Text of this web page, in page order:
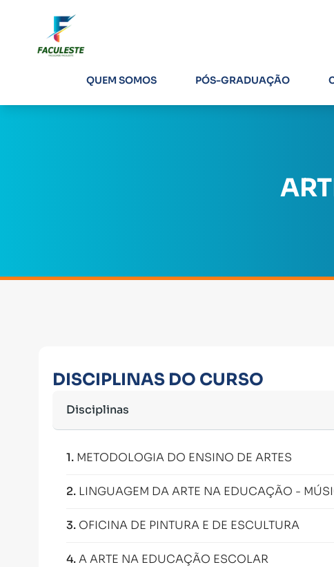
QUEM SOMOS PÓS-GRADUAÇÃO
DISCIPLINAS DO CURSO
Disciplinas
1. METODOLOGIA DO ENSINO DE ARTES
2. LINGUAGEM DA ARTE NA EDUCAÇÃO -
3. OFICINA DE PINTURA E DE ESCULTURA
4.A ARTE NA EDUCAÇÃO ESCOLAR